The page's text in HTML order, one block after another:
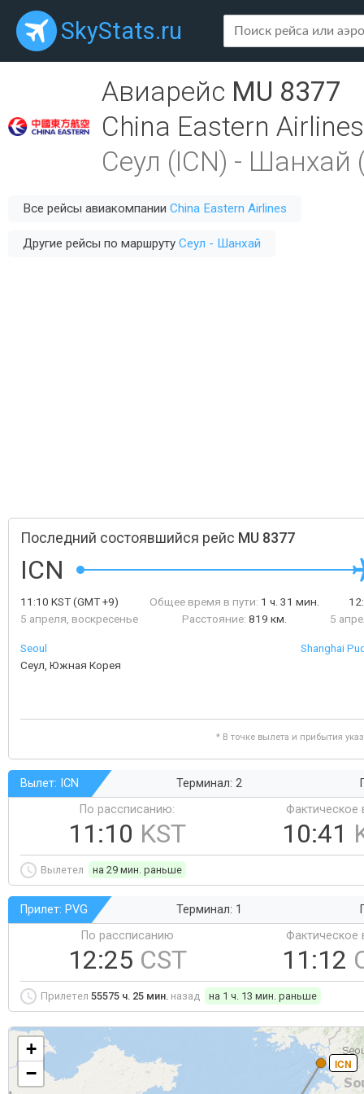
SkyStats.ru
Авиарейс MU 8377
China Eastern Airlines
Сеул (ICN) - Шанхай
Все рейсы авиакомпании China Eastern Airlines
Другие рейсы по маршруту Сеул - Шанхай
Последний состоявшийся рейс MU 8377
ICN
11:10 KST(GMT +9)
5 апреля, воскресенье
Общее время в пути: 1 ч. 31 мин.
Расстояние: 819 км.
5
Seoul
Сеул, Южная Корея
Shanghai
* В точке вылета и прибытия
Вылет: ICN Терминал: 2
По рассписанию:
11:10 KST
Фактическое
10:41
Вылетел на 29 мин. раньше
Прилет: PVG Терминал: 1
По рассписанию
12:25 CST
Фактическое
11:12
Прилетел 55575 ч. 25 мин. назад на 1 ч. 13 мин. раньше
ICN
+
−